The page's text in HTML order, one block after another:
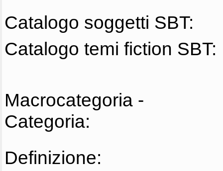
Catalogo soggetti SBT:
Catalogo temi fiction SBT:
Macrocategoria -
Categoria:
Definizione: